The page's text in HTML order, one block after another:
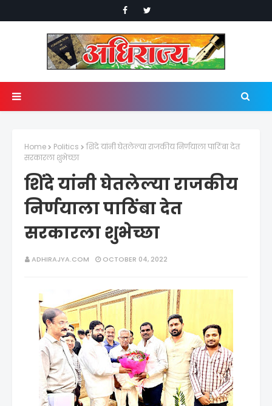
Home Politics
शिंदे यांनी घेतलेल्या राजकीय निर्णयाला पाठिंबा देत
सरकारला शुभेच्छा
शिंदे यांनी घेतलेल्या राजकीय
निर्णयाला पाठिंबा देत
सरकारला शुभेच्छा
ADHIRAJYA.COM OCTOBER 04, 2022